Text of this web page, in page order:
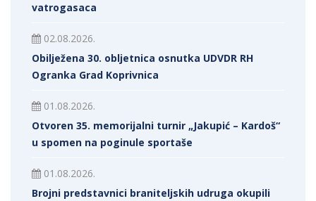
vatrogasaca
02.08.2026.
Obilježena 30. obljetnica osnutka UDVDR RH
Ogranka Grad Koprivnica
01.08.2026.
Otvoren 35. memorijalni turnir „Jakupić – Kardoš“
u spomen na poginule sportaše
01.08.2026.
Brojni predstavnici braniteljskih udruga okupili